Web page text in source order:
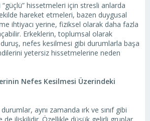
hissetmeleri için stresli anlarda
hareket etmeleri, bazen duygusal
ihtiyacı yerine, fiziksel olarak daha fazla
Erkeklerin, toplumsal olarak
duruş, nefes kesilmesi gibi durumlarla başa
yetersiz hissetmelerine neden
Nefes Kesilmesi Üzerindeki
aynı zamanda ırk ve sınıf gibi